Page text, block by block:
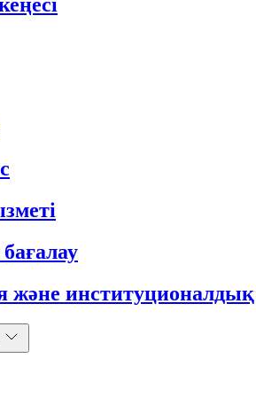
және институционалдық